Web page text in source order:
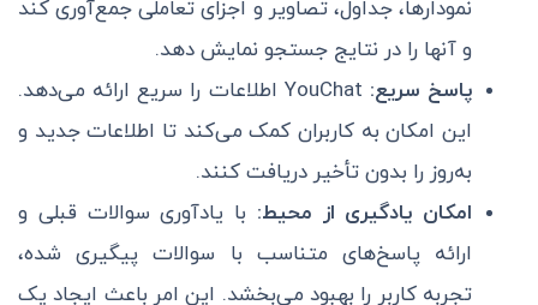
نمودارها، جداول، تصاویر و اجزای تعاملی جمع‌آوری کند
و آنها را در نتایج جستجو نمایش دهد.
پاسخ سریع:
YouChat اطلاعات را سریع ارائه می‌دهد.
این امکان به کاربران کمک می‌کند تا اطلاعات جدید و
به‌روز را بدون تأخیر دریافت کنند.
امکان یادگیری از محیط: با یادآوری سوالات قبلی و
ارائه پاسخ‌های متناسب با سوالات پیگیری شده،
تجربه کاربر را بهبود می‌بخشد. این امر باعث ایجاد یک